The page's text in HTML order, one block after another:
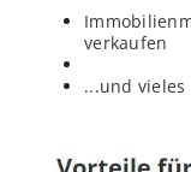
verkaufen
...und vieles